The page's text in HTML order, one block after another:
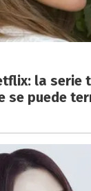
la serie
se puede